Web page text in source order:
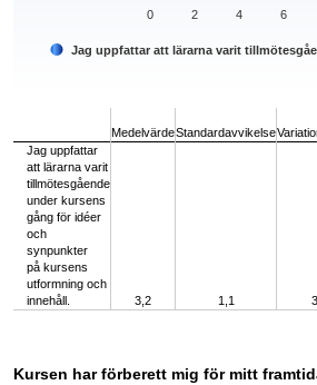
Jag uppfattar att lärarna varit
0 2 4 6
MedelvärdeStandardavvikelse
Jag uppfattar
att lärarna varit
tillmötesgående
under kursens
gång för idéer
och
synpunkter
på kursens
utformning och
innehåll.
3,2 1,1
Kursen har förberett mig för mitt